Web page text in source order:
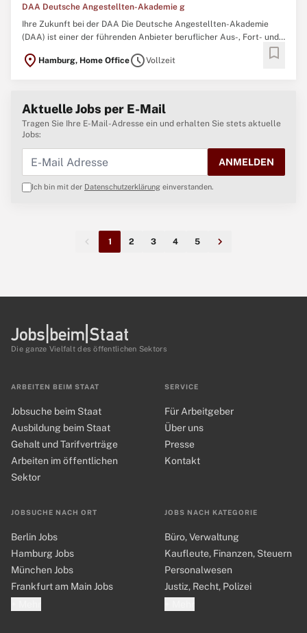
DAA Deutsche Angestellten-Akademie g
Ihre Zukunft bei der DAA Die Deutsche Angestellten-Akademie
(DAA) ist einer der führenden Anbieter beruflicher Aus-, Fort- und
Bildungsträger und mit mehr als 350 Standorten eines der
location_on Hamburg, Home OfficescheduleVollzeit bookmark
Aktuelle Jobs per E-Mail
Tragen Sie Ihre E-Mail-Adresse ein und erhalten Sie stets aktuelle
Jobs:
ANMELDEN
Ich bin mit der Datenschutzerklärung einverstanden.
1 2 3 4 5
Die ganze Vielfalt des öffentlichen Sektors
ARBEITEN BEIM STAAT
Jobsuche beim Staat
Ausbildung beim Staat
Gehalt und Tarifverträge
Arbeiten im öffentlichen
Sektor
JOBSUCHE NACH ORT
Berlin Jobs
Hamburg Jobs
München Jobs
Frankfurt am Main Jobs
JOBS NACH KATEGORIE
Büro, Verwaltung
Kaufleute, Finanzen, Steuern
Personalwesen
Justiz, Recht, Polizei
SERVICE
Für Arbeitgeber
Über uns
Presse
Kontakt